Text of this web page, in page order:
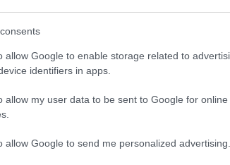
allow Google to enable storage related to
identifiers in apps.
allow my user data to be sent to Google for
allow Google to send me personalized advertising.